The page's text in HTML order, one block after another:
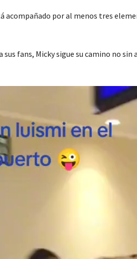
acompañado por al menos tres
fans, Micky sigue su camino no sin